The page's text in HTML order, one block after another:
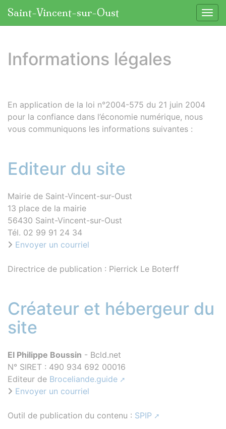
Saint-Vincent-sur-Oust
Informations légales
En application de la loi n°2004-575 du 21 juin 2004
pour la confiance dans l’économie numérique, nous
vous communiquons les informations suivantes :
Editeur du site
Mairie de Saint-Vincent-sur-Oust
13 place de la mairie
56430 Saint-Vincent-sur-Oust
Tél. 02 99 91 24 34
Envoyer un courriel
Directrice de publication : Pierrick Le Boterff
Créateur et hébergeur du
site
EI Philippe Boussin - Bcld.net
N° SIRET : 490 934 692 00016
Editeur de Broceliande.guide
Envoyer un courriel
Outil de publication du contenu : SPIP
Panneau de gestion des cookies